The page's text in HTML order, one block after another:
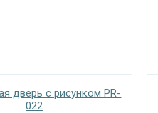
дверь с рисунком PR-
022